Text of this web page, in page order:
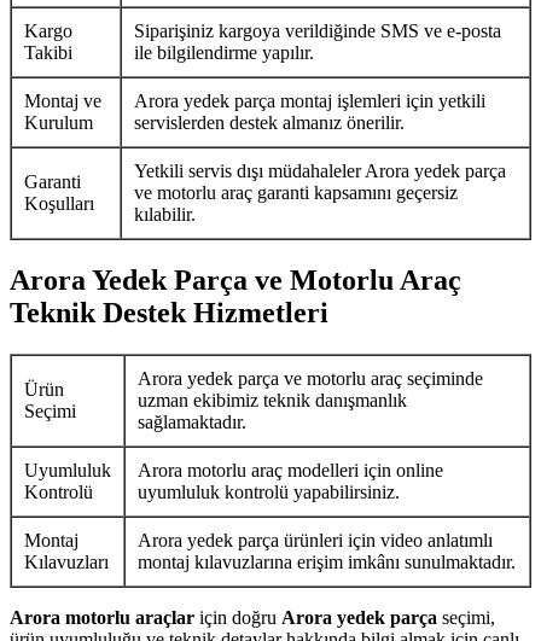
Kargo
Takibi
Siparişiniz kargoya verildiğinde SMS ve e-posta
ile bilgilendirme yapılır.
Montaj ve
Kurulum
Arora yedek parça montaj işlemleri için yetkili
servislerden destek almanız önerilir.
Garanti
Koşulları
Yetkili servis dışı müdahaleler Arora yedek parça
ve motorlu araç garanti kapsamını geçersiz
kılabilir.
Arora Yedek Parça ve Motorlu Araç
Teknik Destek Hizmetleri
Ürün
Seçimi
Arora yedek parça ve motorlu araç seçiminde
uzman ekibimiz teknik danışmanlık
sağlamaktadır.
Uyumluluk
Kontrolü
Arora motorlu araç modelleri için online
uyumluluk kontrolü yapabilirsiniz.
Montaj
Kılavuzları
Arora yedek parça ürünleri için video anlatımlı
montaj kılavuzlarına erişim imkânı sunulmaktadır.
Arora motorlu araçlar için doğru Arora yedek parça seçimi,